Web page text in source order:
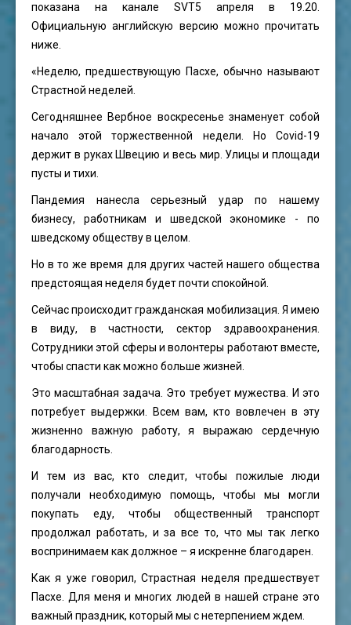
показана на канале SVT5 апреля в 19.20.
Официальную английскую версию можно прочитать
ниже.
«Неделю, предшествующую Пасхе, обычно называют
Страстной неделей.
Сегодняшнее Вербное воскресенье знаменует собой
начало этой торжественной недели. Но Covid-19
держит в руках Швецию и весь мир. Улицы и площади
пусты и тихи.
Пандемия нанесла серьезный удар по нашему
бизнесу, работникам и шведской экономике - по
шведскому обществу в целом.
Но в то же время для других частей нашего общества
предстоящая неделя будет почти спокойной.
Сейчас происходит гражданская мобилизация. Я имею
в виду, в частности, сектор здравоохранения.
Сотрудники этой сферы и волонтеры работают вместе,
чтобы спасти как можно больше жизней.
Это масштабная задача. Это требует мужества. И это
потребует выдержки. Всем вам, кто вовлечен в эту
жизненно важную работу, я выражаю сердечную
благодарность.
И тем из вас, кто следит, чтобы пожилые люди
получали необходимую помощь, чтобы мы могли
покупать еду, чтобы общественный транспорт
продолжал работать, и за все то, что мы так легко
воспринимаем как должное – я искренне благодарен.
Как я уже говорил, Страстная неделя предшествует
Пасхе. Для меня и многих людей в нашей стране это
важный праздник, который мы с нетерпением ждем.